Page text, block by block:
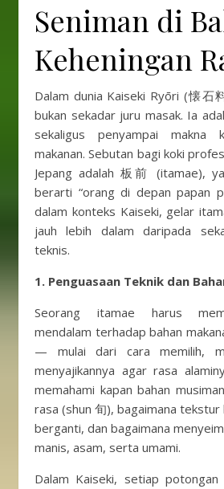
Seniman di
Keheningan
Dalam dunia Kaiseki Ryōri (懐石
bukan sekadar juru masak. Ia
sekaligus penyampai makna
makanan. Sebutan bagi koki
Jepang adalah 板前 (itamae),
berarti “orang di depan papan
dalam konteks Kaiseki, gelar
jauh lebih dalam daripada
teknis.
1. Penguasaan Teknik dan
Seorang itamae harus
mendalam terhadap bahan
— mulai dari cara memilih,
menyajikannya agar rasa
memahami kapan bahan
rasa (shun 旬), bagaimana
berganti, dan bagaimana
manis, asam, serta umami.
Dalam Kaiseki, setiap